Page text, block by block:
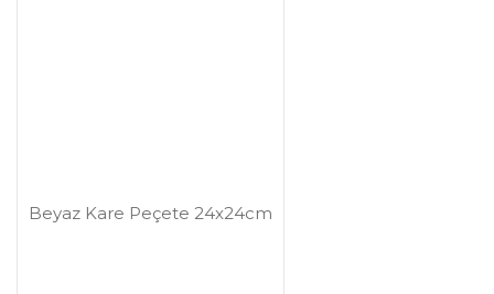
Beyaz Kare Peçete 24x24cm